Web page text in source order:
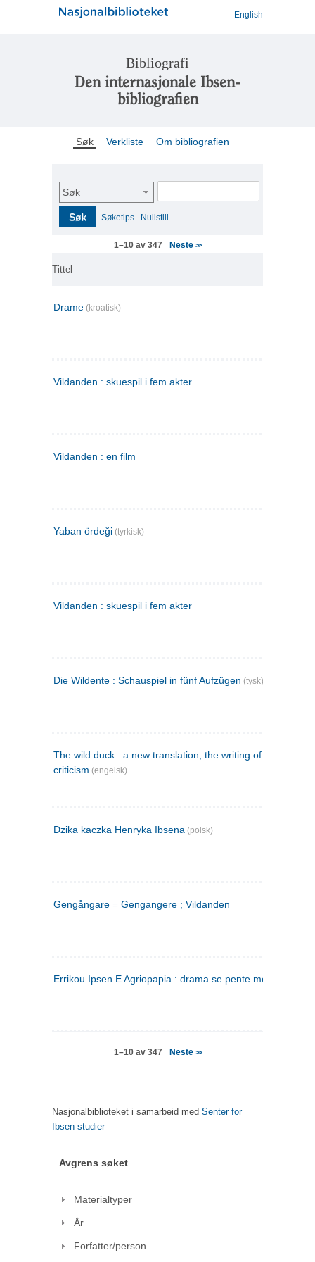
English
Bibliografi
Den internasjonale Ibsen-
bibliografien
Søk Verkliste Om bibliografien
Søk
Søk Søketips Nullstill
1–10 av 347 Neste >>
Tittel
Drame (kroatisk)
Vildanden : skuespil i fem akter
Vildanden : en film
Yaban ördeği (tyrkisk)
Vildanden : skuespil i fem akter
Die Wildente : Schauspiel in fünf Aufzügen (tysk)
The wild duck : a new translation, the writing of the play,
criticism (engelsk)
Dzika kaczka Henryka Ibsena (polsk)
Gengångare = Gengangere ; Vildanden
Errikou Ipsen E Agriopapia : drama se pente mere
1–10 av 347 Neste >>
Nasjonalbiblioteket i samarbeid med Senter for
Ibsen-studier
Avgrens søket
Materialtyper
År
Forfatter/person